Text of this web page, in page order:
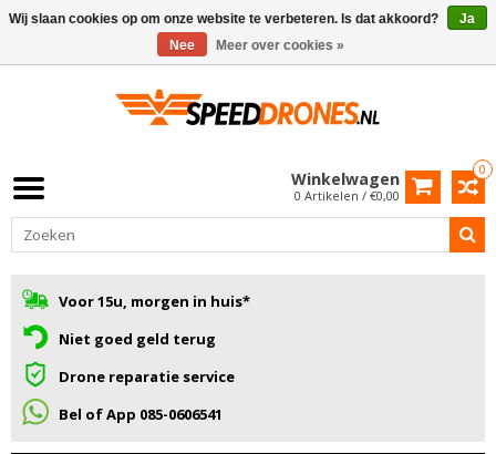
0
Winkelwagen
0 Artikelen / €0,00
Voor 15u, morgen in huis*
Niet goed geld terug
Drone reparatie service
Bel of App 085-0606541
Wij slaan cookies op om onze website te verbeteren. Is dat akkoord?
Ja
Nee
Meer over cookies »